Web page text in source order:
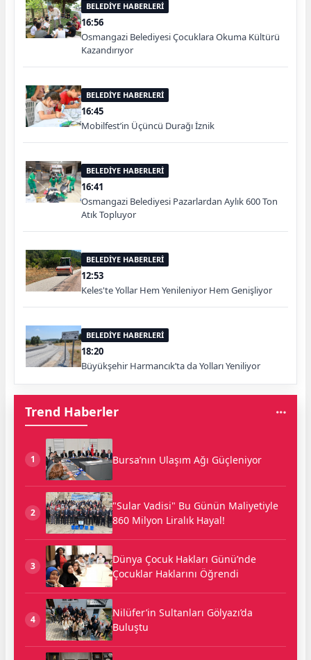
BELEDİYE HABERLERİ
16:56
Osmangazi Belediyesi Çocuklara Okuma Kültürü
Kazandırıyor
BELEDİYE HABERLERİ
16:45
Mobilfest’in Üçüncü Durağı İznik
BELEDİYE HABERLERİ
16:41
Osmangazi Belediyesi Pazarlardan Aylık 600 Ton
Atık Topluyor
BELEDİYE HABERLERİ
12:53
Keles'te Yollar Hem Yenileniyor Hem Genişliyor
BELEDİYE HABERLERİ
18:20
Büyükşehir Harmancık’ta da Yolları Yeniliyor
Trend Haberler
1 Bursa’nın Ulaşım Ağı Güçleniyor
2
"Sular Vadisi" Bu Günün Maliyetiyle
860 Milyon Liralık Hayal!
3
Dünya Çocuk Hakları Günü’nde
Çocuklar Haklarını Öğrendi
4
Nilüfer’in Sultanları Gölyazı’da
Buluştu